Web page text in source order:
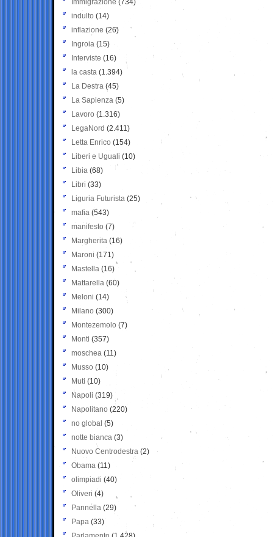
Immigrazione (734)
indulto (14)
inflazione (26)
Ingroia (15)
Interviste (16)
la casta (1.394)
La Destra (45)
La Sapienza (5)
Lavoro (1.316)
LegaNord (2.411)
Letta Enrico (154)
Liberi e Uguali (10)
Libia (68)
Libri (33)
Liguria Futurista (25)
mafia (543)
manifesto (7)
Margherita (16)
Maroni (171)
Mastella (16)
Mattarella (60)
Meloni (14)
Milano (300)
Montezemolo (7)
Monti (357)
moschea (11)
Musso (10)
Muti (10)
Napoli (319)
Napolitano (220)
no global (5)
notte bianca (3)
Nuovo Centrodestra (2)
Obama (11)
olimpiadi (40)
Oliveri (4)
Pannella (29)
Papa (33)